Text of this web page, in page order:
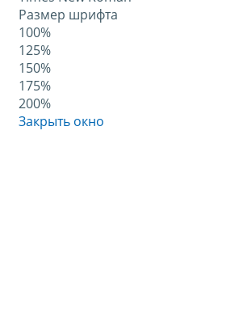
Размер шрифта
100%
125%
150%
175%
200%
Закрыть окно